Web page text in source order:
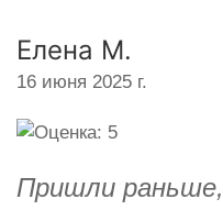
Елена М.
16 июня 2025 г.
Пришли